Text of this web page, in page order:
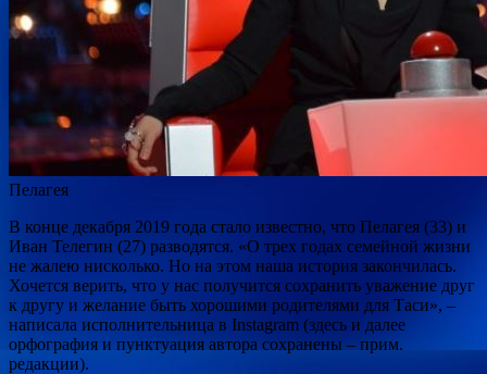
Пелагея
В конце декабря 2019 года стало известно, что Пелагея (33) и
Иван Телегин (27) разводятся. «О трех годах семейной жизни
не жалею нисколько. Но на этом наша история закончилась.
Хочется верить, что у нас получится сохранить уважение друг
к другу и желание быть хорошими родителями для Таси», –
написала исполнительница в Instagram (здесь и далее
орфография и пунктуация автора сохранены – прим.
редакции).